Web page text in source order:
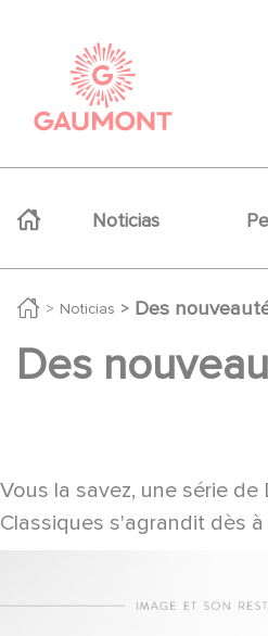
Noticias
Noticias Des
Des
Vous la savez, une série
Classiques s'agrandit dès